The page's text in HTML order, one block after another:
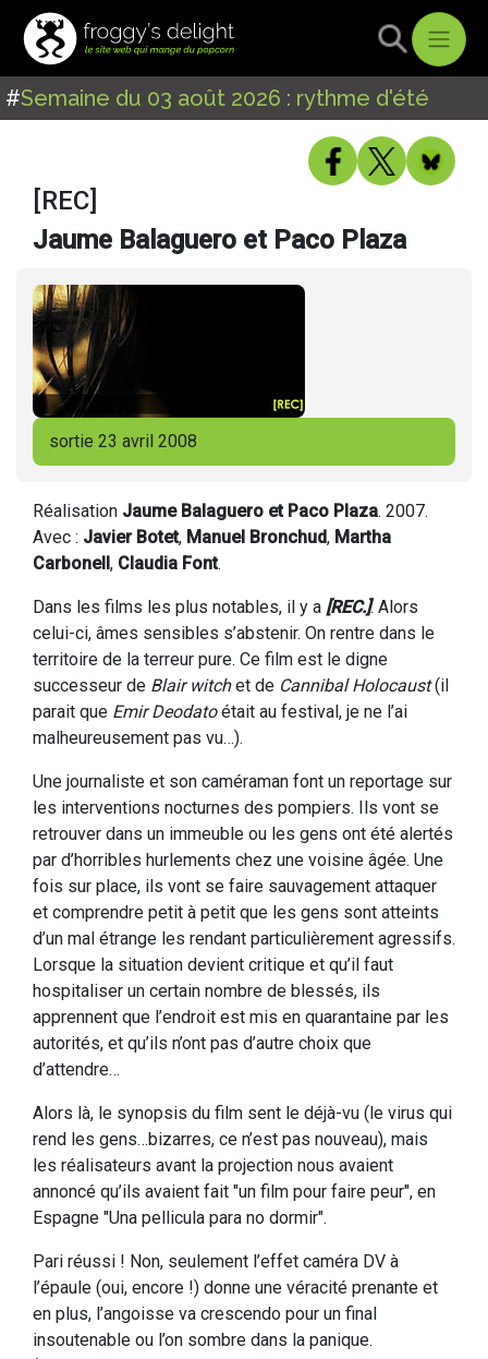
#Semaine du 03 août 2026 : rythme d'été
[REC]
Jaume Balaguero et Paco Plaza
sortie 23 avril 2008
Réalisation Jaume Balaguero et Paco Plaza. 2007.
Avec : Javier Botet, Manuel Bronchud, Martha
Carbonell, Claudia Font.
Dans les films les plus notables, il y a [REC.]. Alors
celui-ci, âmes sensibles s’abstenir. On rentre dans le
territoire de la terreur pure. Ce film est le digne
successeur de Blair witchet de Cannibal Holocaust(il
parait que Emir Deodatoétait au festival, je ne l’ai
malheureusement pas vu…).
Une journaliste et son caméraman font un reportage sur
les interventions nocturnes des pompiers. Ils vont se
retrouver dans un immeuble ou les gens ont été alertés
par d’horribles hurlements chez une voisine âgée. Une
fois sur place, ils vont se faire sauvagement attaquer
et comprendre petit à petit que les gens sont atteints
d’un mal étrange les rendant particulièrement agressifs.
Lorsque la situation devient critique et qu’il faut
hospitaliser un certain nombre de blessés, ils
apprennent que l’endroit est mis en quarantaine par les
autorités, et qu’ils n’ont pas d’autre choix que
d’attendre…
Alors là, le synopsis du film sent le déjà-vu (le virus qui
rend les gens…bizarres, ce n’est pas nouveau), mais
les réalisateurs avant la projection nous avaient
annoncé qu’ils avaient fait "un film pour faire peur", en
Espagne "Una pellicula para no dormir".
Pari réussi ! Non, seulement l’effet caméra DV à
l’épaule (oui, encore !) donne une véracité prenante et
en plus, l’angoisse va crescendo pour un final
insoutenable ou l’on sombre dans la panique.